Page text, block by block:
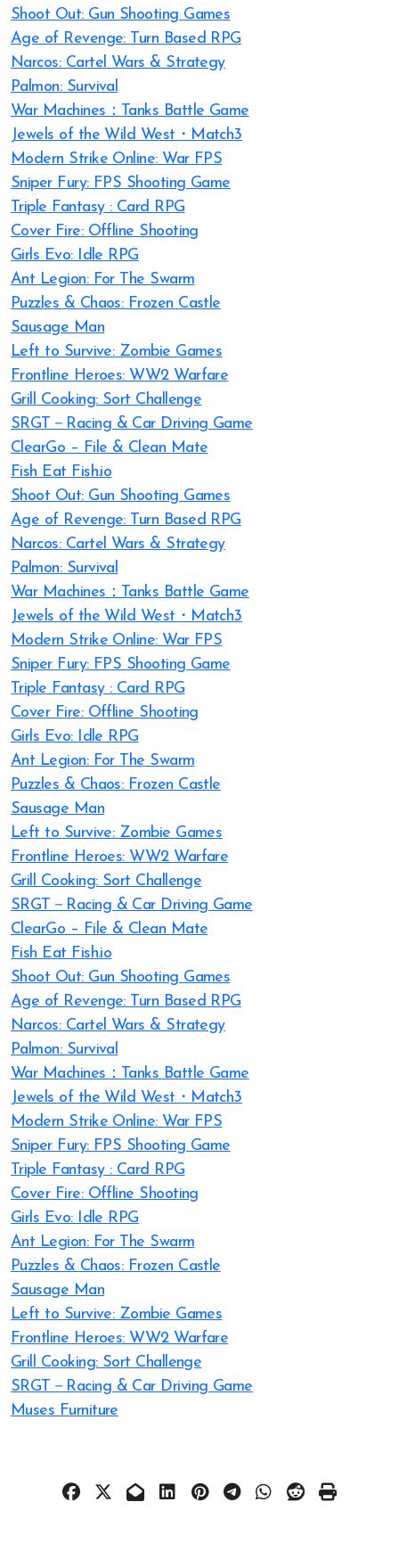
Shoot Out: Gun Shooting Games
Age of Revenge: Turn Based RPG
Narcos: Cartel Wars & Strategy
Palmon: Survival
War Machines：Tanks Battle Game
Jewels of the Wild West・Match3
Modern Strike Online: War FPS
Sniper Fury: FPS Shooting Game
Triple Fantasy : Card RPG
Cover Fire: Offline Shooting
Girls Evo: Idle RPG
Ant Legion: For The Swarm
Puzzles & Chaos: Frozen Castle
Sausage Man
Left to Survive: Zombie Games
Frontline Heroes: WW2 Warfare
Grill Cooking: Sort Challenge
SRGT－Racing & Car Driving Game
ClearGo – File & Clean Mate
Fish Eat Fish.io
Shoot Out: Gun Shooting Games
Age of Revenge: Turn Based RPG
Narcos: Cartel Wars & Strategy
Palmon: Survival
War Machines：Tanks Battle Game
Jewels of the Wild West・Match3
Modern Strike Online: War FPS
Sniper Fury: FPS Shooting Game
Triple Fantasy : Card RPG
Cover Fire: Offline Shooting
Girls Evo: Idle RPG
Ant Legion: For The Swarm
Puzzles & Chaos: Frozen Castle
Sausage Man
Left to Survive: Zombie Games
Frontline Heroes: WW2 Warfare
Grill Cooking: Sort Challenge
SRGT－Racing & Car Driving Game
ClearGo – File & Clean Mate
Fish Eat Fish.io
Shoot Out: Gun Shooting Games
Age of Revenge: Turn Based RPG
Narcos: Cartel Wars & Strategy
Palmon: Survival
War Machines：Tanks Battle Game
Jewels of the Wild West・Match3
Modern Strike Online: War FPS
Sniper Fury: FPS Shooting Game
Triple Fantasy : Card RPG
Cover Fire: Offline Shooting
Girls Evo: Idle RPG
Ant Legion: For The Swarm
Puzzles & Chaos: Frozen Castle
Sausage Man
Left to Survive: Zombie Games
Frontline Heroes: WW2 Warfare
Grill Cooking: Sort Challenge
SRGT－Racing & Car Driving Game
Muses Furniture